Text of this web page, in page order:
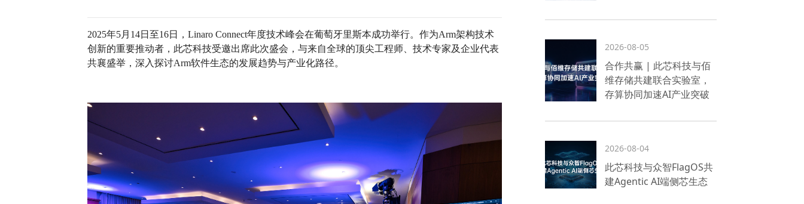
2025年5月14日至16日，Linaro Connect年度技术峰会在葡萄牙里斯本成功举行。作为Arm架构技术
创新的重要推动者，此芯科技受邀出席此次盛会，与来自全球的顶尖工程师、技术专家及企业代表
共襄盛举，深入探讨Arm软件生态的发展趋势与产业化路径。
2026-08-05
合作共赢 | 此芯科技与佰
维存储共建联合实验室，
存算协同加速AI产业突破
2026-08-04
此芯科技与众智FlagOS共
建Agentic AI端侧芯生态